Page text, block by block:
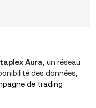
Aura , un réseau
des données,
de trading